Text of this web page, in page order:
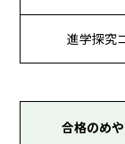
進学探究
合格のめ